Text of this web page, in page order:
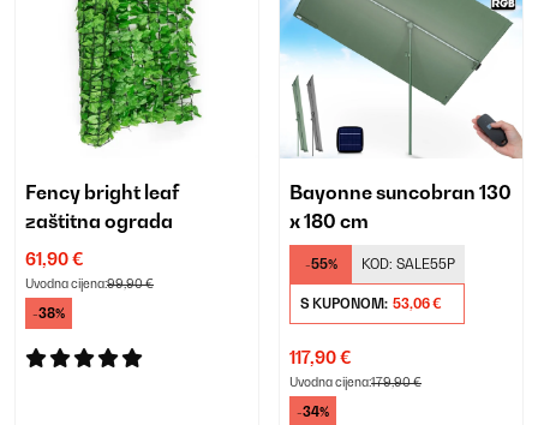
Fency bright leaf
zaštitna ograda
61,90 €
Uvodna cijena:99,90 €
-38%
Bayonne suncobran 130
x 180 cm
-55% KOD: SALE55P
S KUPONOM: 53,06 €
117,90 €
Uvodna cijena:179,90 €
-34%